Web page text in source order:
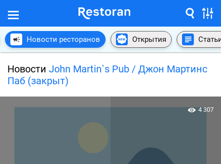
Новости ресторанов Открытия
Новости John Martin`s Pub / Джон Мартинс
Паб (закрыт)
4 307